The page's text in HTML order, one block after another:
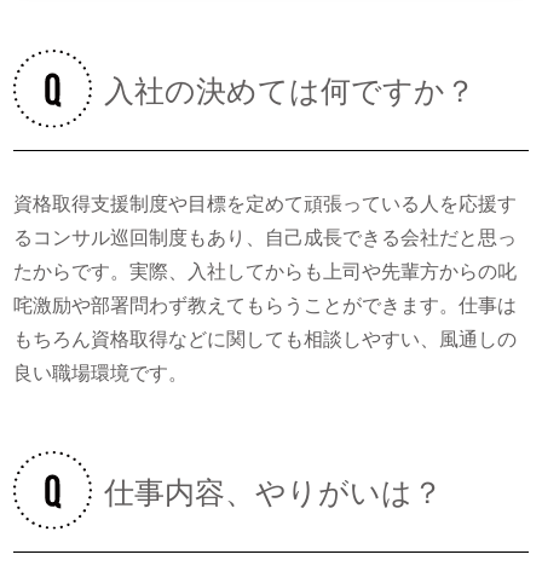
入社の決めては何ですか？
資格取得支援制度や目標を定めて頑張っている人を応援す
るコンサル巡回制度もあり、自己成長できる会社だと思っ
たからです。実際、入社してからも上司や先輩方からの叱
咤激励や部署問わず教えてもらうことができます。仕事は
もちろん資格取得などに関しても相談しやすい、風通しの
良い職場環境です。
仕事内容、やりがいは？